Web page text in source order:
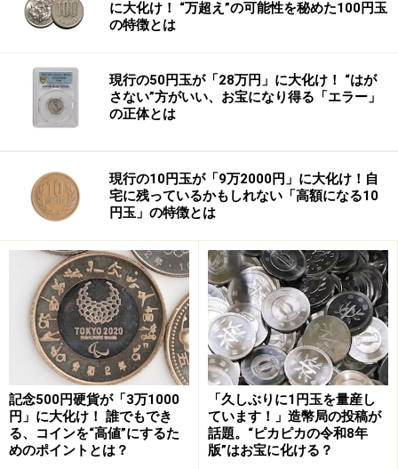
増！
一方、企業倒産の状況も深刻です。東京商工リサーチの
1月の全国企業倒産状況によれば、1月の倒産件数は、前
年同月と比べて15.8％増（1,360件）。1月としては、戦
後8番目に高い水準となりました。また、倒産した企業
の従業員数に至っては、昨年の約2倍に倍増！（1万
9,479人） 中でも製造業の場合は、約2.5倍（5,894人）
に達しており、製造業での雇用状況の悪化が、浮き彫り
に大化け！ “万超え”の可能性を秘めた100円玉
の特徴とは
現行の50円玉が「28万円」に大化け！ “はが
さない”方がいい、お宝になり得る「エラー」
の正体とは
現行の10円玉が「9万2000円」に大化け！自
宅に残っているかもしれない「高額になる10
円玉」の特徴とは
記念500円硬貨が「3万1000
円」に大化け！ 誰でもでき
る、コインを“高値”にするた
めのポイントとは？
「久しぶりに1円玉を量産し
ています！」造幣局の投稿が
話題。“ピカピカの令和8年
版”はお宝に化ける？